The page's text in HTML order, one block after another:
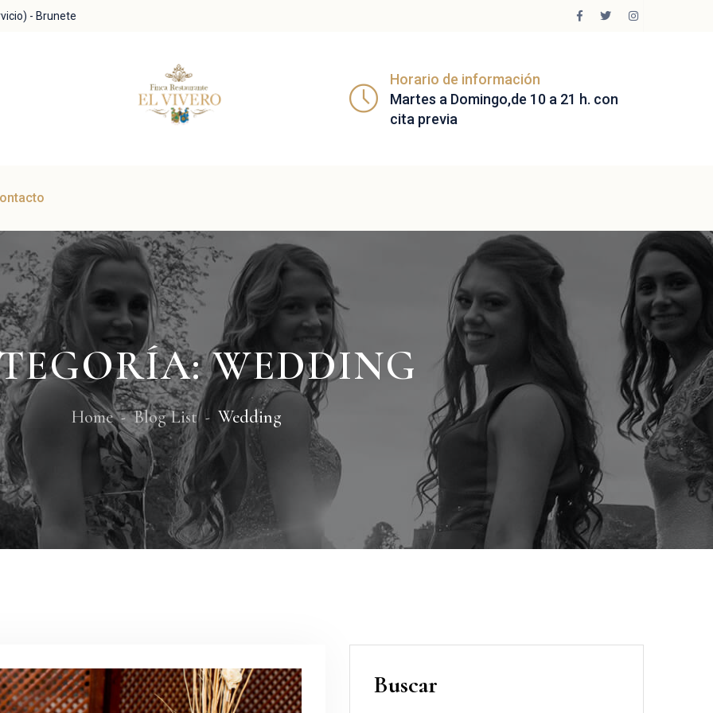
- Brunete
Horario de información
Martes a Domingo,de 10 a 21 h. con
cita previa
WEDDING
Home Blog List Wedding
Buscar